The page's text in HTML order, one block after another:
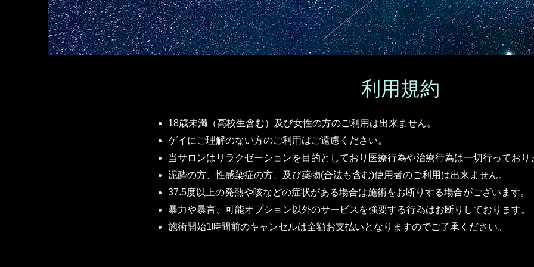
利用規約
18歳未満（高校生含む）及び女性の方のご利用は出来ません。
ゲイにご理解のない方のご利用はご遠慮ください。
当サロンはリラクゼーションを目的としており医療行為や治療行為は一切行っており
泥酔の方、性感染症の方、及び薬物(合法も含む)使用者のご利用は出来ません。
37.5度以上の発熱や咳などの症状がある場合は施術をお断りする場合がございます。
暴力や暴言、可能オプション以外のサービスを強要する行為はお断りしております。
施術開始1時間前のキャンセルは全額お支払いとなりますのでご了承ください。